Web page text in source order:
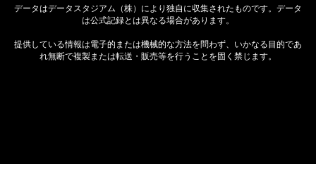
データはデータスタジアム（株）により独自に収集されたものです。データ
は公式記録とは異なる場合があります。
提供している情報は電子的または機械的な方法を問わず、いかなる目的であ
れ無断で複製または転送・販売等を行うことを固く禁じます。